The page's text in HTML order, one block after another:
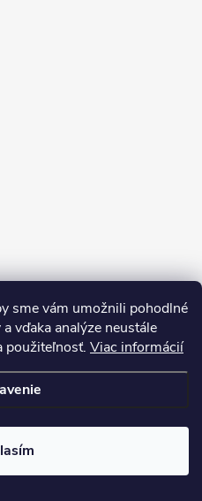
sme vám umožnili pohodlné
vďaka analýze neustále
použiteľnosť. Viac informácií